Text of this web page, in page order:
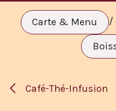
Carte & Menu /
Café-Thé-Infusion